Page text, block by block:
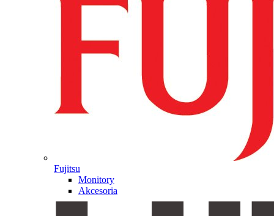
Fujitsu
Monitory
Akcesoria